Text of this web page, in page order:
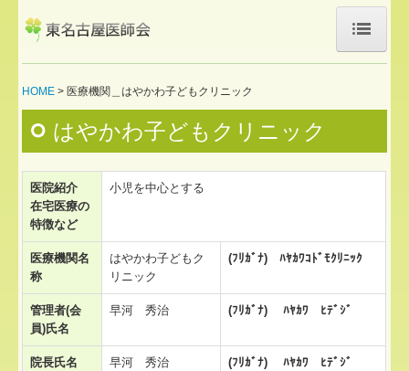
医師会について
新規入会希望の方へ
お知らせ
医療機関検索
訪問診療対応医療機関
休日急病診療所
東名医総研 やまびこ
HOME 医療機関＿はやかわ子どもクリニック
はやかわ子どもクリニック
医院紹介
在宅医療の
特徴など
小児を中心とする
医療機関名
称
はやかわ子どもク
リニック
(ﾌﾘｶﾞﾅ) ﾊﾔｶﾜｺﾄﾞﾓｸﾘﾆｯｸ
管理者(会
員)氏名
早河 秀治 (ﾌﾘｶﾞﾅ) ﾊﾔｶﾜ ﾋﾃﾞｼﾞ
院長氏名 早河 秀治 (ﾌﾘｶﾞﾅ) ﾊﾔｶﾜ ﾋﾃﾞｼﾞ